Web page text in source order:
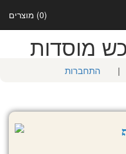
(0) מוצרים
מוסדות
| התחברות